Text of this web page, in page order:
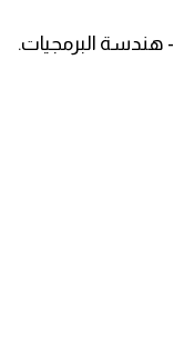
- هندسة البرمجيات.